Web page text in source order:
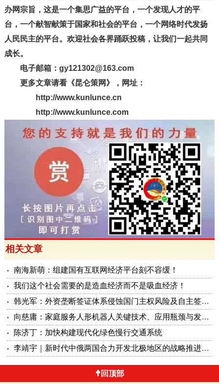
办网宗旨，这是一个集思广益的平台，一个发现人才的平
台，一个献智献策于国家和社会的平台，一个网络时代发扬
人民民主的平台。欢迎社会各界踊跃投稿，让我们一起共同
成长。
电子邮箱：gy121302@163.com
更多文章请看《昆仑策网》，网址：
http://www.kunlunce.cn
http://www.kunlunce.com
相关文章
南海新萌：组建国有互联网经济平台刻不容缓！
我们这个社会需要的是造血经济而不是吸血经济！
韩光军：外资垄断签证体系侵蚀国门主权风险及自主签证治理方案
向慈庸：家庭服务人形机器人关键技术、应用瓶颈与发展路径研究
陈济丁：加快构建现代化绿色慢行交通系统
李靖宇｜新时代中俄两国合力开发北极地区的战略推进构想
回顶部